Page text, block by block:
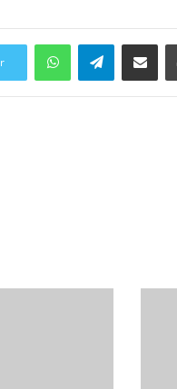
WhatsAppTelegramShare via